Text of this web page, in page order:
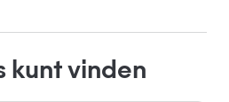
kunt vinden